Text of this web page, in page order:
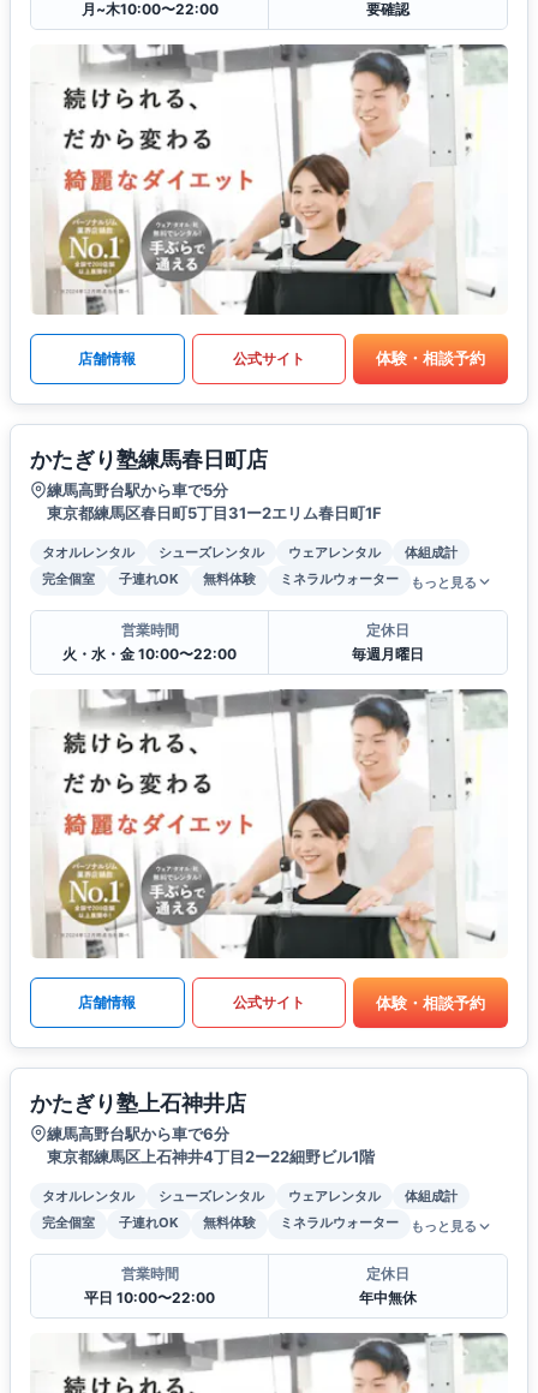
月~木10:00〜22:00 要確認
店舗情報 公式サイト 体験・相談予約
かたぎり塾練馬春日町店
練馬高野台駅から車で5分
東京都練馬区春日町5丁目31ー2エリム春日町1F
タオルレンタル シューズレンタル ウェアレンタル
体組成計
完全個室
子連れOK 無料体験 ミネラルウォーター もっと見る
営業時間
火・水・金 10:00〜22:00
定休日
毎週月曜日
店舗情報 公式サイト 体験・相談予約
かたぎり塾上石神井店
練馬高野台駅から車で6分
東京都練馬区上石神井4丁目2ー22細野ビル1階
タオルレンタル シューズレンタル ウェアレンタル
体組成計
完全個室
子連れOK 無料体験 ミネラルウォーター もっと見る
営業時間
平日 10:00〜22:00
定休日
年中無休